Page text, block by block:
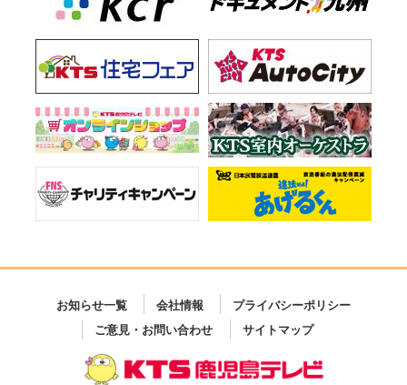
お知らせ一覧 会社情報
プライバシーポリシー
ご意見・お問い合わせ
サイトマップ